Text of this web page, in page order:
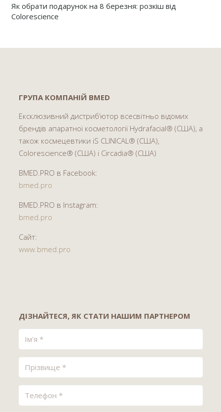
Як обрати подарунок на 8 березня: розкіш від
Colorescience
ГРУПА КОМПАНІЙ BMED
Ексклюзивний дистриб’ютор всесвітньо відомих
брендів апаратної косметології Hydrafacial® (США), а
також космецевтики iS CLINICAL® (США),
Colorescience® (США) і Circadia® (США)
BMED.PRO в Facebook:
bmed.pro
BMED.PRO в Instagram:
bmed.pro
Сайт:
www.bmed.pro
ДІЗНАЙТЕСЯ, ЯК СТАТИ НАШИМ ПАРТНЕРОМ